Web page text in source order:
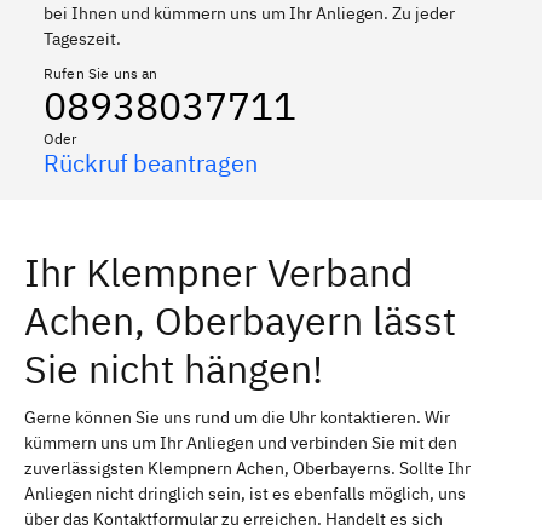
bei Ihnen und kümmern uns um Ihr Anliegen. Zu jeder
Tageszeit.
Rufen Sie uns an
08938037711
Oder
Rückruf beantragen
Ihr Klempner Verband
Achen, Oberbayern lässt
Sie nicht hängen!
Gerne können Sie uns rund um die Uhr kontaktieren. Wir
kümmern uns um Ihr Anliegen und verbinden Sie mit den
zuverlässigsten Klempnern Achen, Oberbayerns. Sollte Ihr
Anliegen nicht dringlich sein, ist es ebenfalls möglich, uns
über das Kontaktformular zu erreichen. Handelt es sich